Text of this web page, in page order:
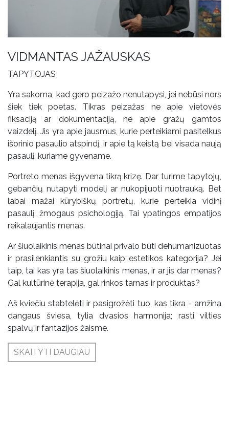
VIDMANTAS JAŽAUSKAS
TAPYTOJAS
Yra sakoma, kad gero peizažo nenutapysi, jei nebūsi nors
šiek tiek poetas. Tikras peizažas ne apie vietovės
fiksaciją ar dokumentaciją, ne apie gražų gamtos
vaizdelį. Jis yra apie jausmus, kurie perteikiami pasitelkus
išorinio pasaulio atspindį, ir apie tą keistą bei visada naują
pasaulį, kuriame gyvename.
Portreto menas išgyvena tikrą krizę. Dar turime tapytojų,
gebančių nutapyti modelį ar nukopijuoti nuotrauką. Bet
labai mažai kūrybiškų portretų, kurie perteikia vidinį
pasaulį, žmogaus psichologiją. Tai ypatingos empatijos
reikalaujantis menas.
Ar šiuolaikinis menas būtinai privalo būti dehumanizuotas
ir prasilenkiantis su grožiu kaip estetikos kategorija? Jei
taip, tai kas yra tas šiuolaikinis menas, ir ar jis dar menas?
Gal kultūrinė terapija, gal rinkos tarnas ir produktas?
Aš kviečiu stabtelėti ir pasigrožėti tuo, kas tikra - amžina
dangaus šviesa, tylia dvasios harmonija; rasti vilties
spalvų ir fantazijos žaisme.
SKAITYTI DAUGIAU